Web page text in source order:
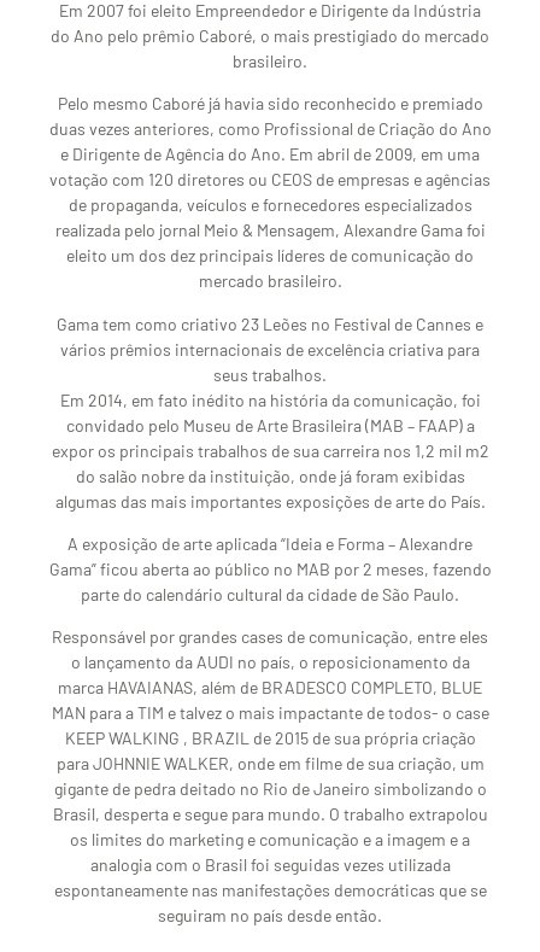
Em 2007 foi eleito Empreendedor e Dirigente da Indústria
do Ano pelo prêmio Caboré, o mais prestigiado do mercado
brasileiro.
Pelo mesmo Caboré já havia sido reconhecido e premiado
duas vezes anteriores, como Profissional de Criação do Ano
e Dirigente de Agência do Ano. Em abril de 2009, em uma
votação com 120 diretores ou CEOS de empresas e agências
de propaganda, veículos e fornecedores especializados
realizada pelo jornal Meio & Mensagem, Alexandre Gama foi
eleito um dos dez principais líderes de comunicação do
mercado brasileiro.
Gama tem como criativo 23 Leões no Festival de Cannes e
vários prêmios internacionais de excelência criativa para
seus trabalhos.
Em 2014, em fato inédito na história da comunicação, foi
convidado pelo Museu de Arte Brasileira (MAB – FAAP) a
expor os principais trabalhos de sua carreira nos 1,2 mil m2
do salão nobre da instituição, onde já foram exibidas
algumas das mais importantes exposições de arte do País.
A exposição de arte aplicada “Ideia e Forma – Alexandre
Gama” ficou aberta ao público no MAB por 2 meses, fazendo
parte do calendário cultural da cidade de São Paulo.
Responsável por grandes cases de comunicação, entre eles
o lançamento da AUDI no país, o reposicionamento da
marca HAVAIANAS, além de BRADESCO COMPLETO, BLUE
MAN para a TIM e talvez o mais impactante de todos- o case
KEEP WALKING , BRAZIL de 2015 de sua própria criação
para JOHNNIE WALKER, onde em filme de sua criação, um
gigante de pedra deitado no Rio de Janeiro simbolizando o
Brasil, desperta e segue para mundo. O trabalho extrapolou
os limites do marketing e comunicação e a imagem e a
analogia com o Brasil foi seguidas vezes utilizada
espontaneamente nas manifestações democráticas que se
seguiram no país desde então.